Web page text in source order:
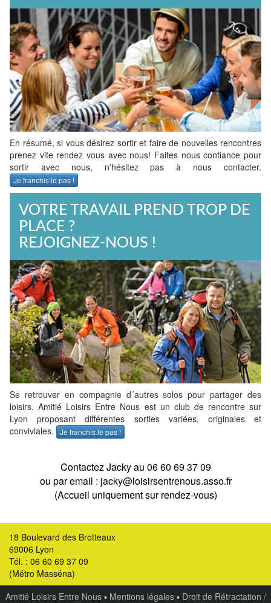
En résumé, si vous désirez sortir et faire de nouvelles rencontres
prenez vite rendez vous avec nous! Faites nous confiance pour
sortir avec nous, n'hésitez pas à nous contacter.
Je franchis le pas !
VOTRE TRAVAIL PREND TROP DE
PLACE ?
REJOIGNEZ-NOUS !
Se retrouver en compagnie d´autres solos pour partager des
loisirs. Amitié Loisirs Entre Nous est un club de rencontre sur
Lyon proposant différentes sorties variées, originales et
conviviales.
Je franchis le pas !
Contactez Jacky au 06 60 69 37 09
ou par email : jacky@loisirsentrenous.asso.fr
(Accueil uniquement sur rendez-vous)
18 Boulevard des Brotteaux
69006 Lyon
Tél. : 06 60 69 37 09
(Métro Masséna)
Amitié Loisirs Entre Nous▪ Mentions légales▪ Droit de Rétractation /